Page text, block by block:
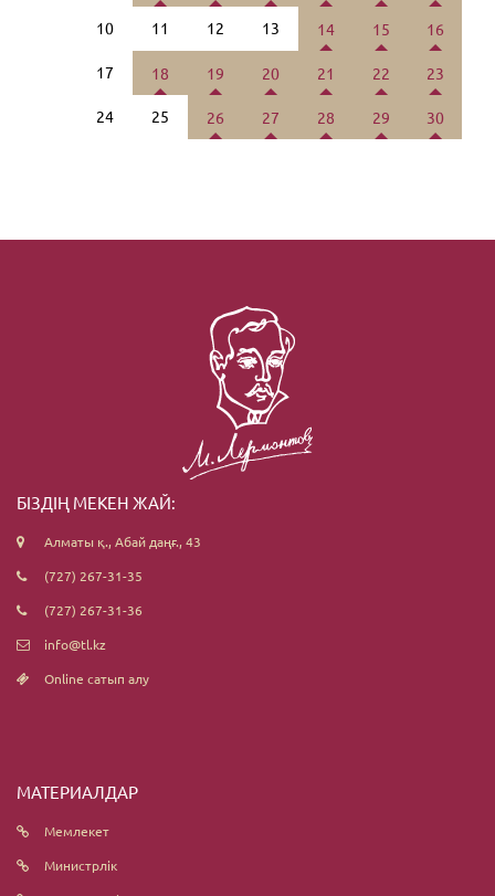
10 11 12 13 14 15 16
17 18 19 20 21 22 23
24 25 26 27 28 29 30
БІЗДІҢ МЕКЕН ЖАЙ:
Алматы қ., Абай даңғ., 43
(727) 267-31-35
(727) 267-31-36
info@tl.kz
Online сатып алу
МАТЕРИАЛДАР
Мемлекет
Министрлік